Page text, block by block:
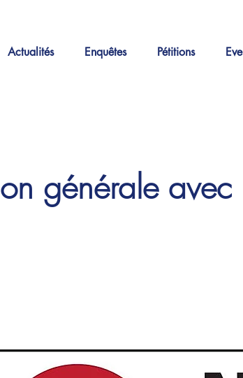
Actualités Enquêtes Pétitions
générale avec